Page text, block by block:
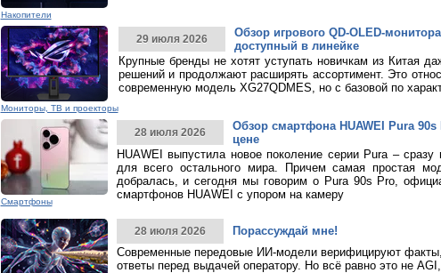
Накопители
Мониторы, ТВ и проекторы
29 июля 2026
Обзор игрового QD-OLED-
доступный в линейке
Крупные бренды не хотят уступать новичкам из Китая
решений и продолжают расширять ассортимент. Это
современную модель XG27QDMES, но с базовой по
Смартфоны
28 июля 2026
Обзор смартфона HUAWEI Pura
цене
HUAWEI выпустила новое поколение серии Pura –
для всего остального мира. Причем самая простая
добралась, и сегодня мы говорим о Pura 90s Pro,
смартфонов HUAWEI с упором на камеру
28 июля 2026
Порассуждай мне!
Современные передовые ИИ-модели верифицируют
ответы перед выдачей оператору. Но всё равно это не